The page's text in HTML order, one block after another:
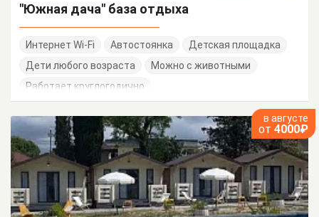
"Южная дача" база отдыха
Интернет Wi-Fi Автостоянка
Детская площадка
Дети любого возраста
Можно с животными
Работает круглогодично
в августе
от 4000₽